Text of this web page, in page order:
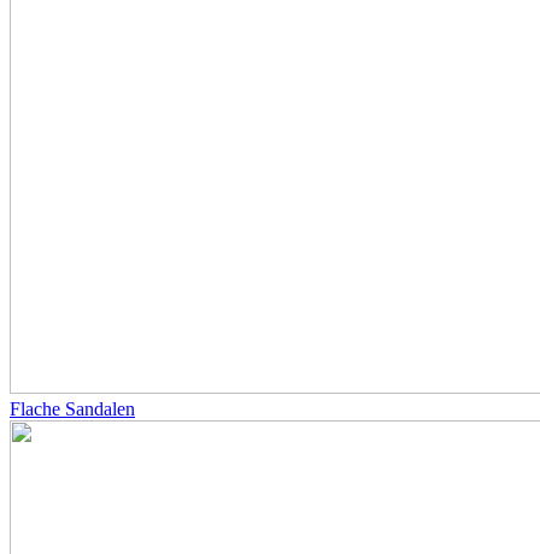
Flache Sandalen